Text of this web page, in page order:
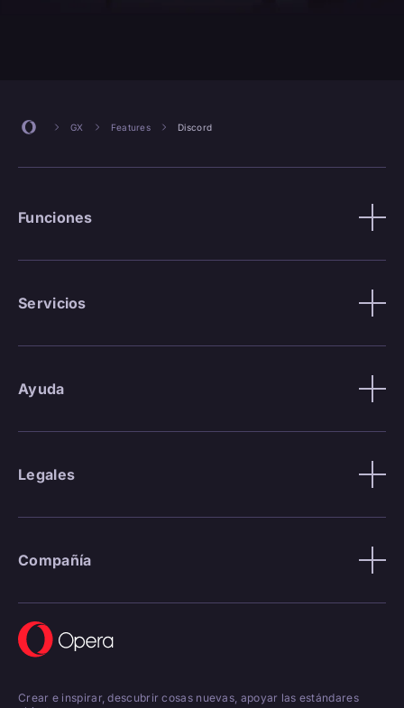
GX Features Discord
Funciones
Servicios
Ayuda
Legales
Compañía
Crear e inspirar, descubrir cosas nuevas, apoyar las estándares